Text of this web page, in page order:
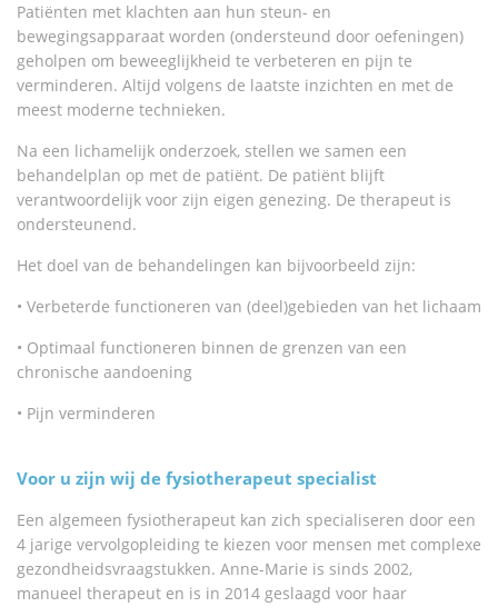
Patiënten met klachten aan hun steun- en
bewegingsapparaat worden (ondersteund door oefeningen)
geholpen om beweeglijkheid te verbeteren en pijn te
verminderen. Altijd volgens de laatste inzichten en met de
meest moderne technieken.
Na een lichamelijk onderzoek, stellen we samen een
behandelplan op met de patiënt. De patiënt blijft
verantwoordelijk voor zijn eigen genezing. De therapeut is
ondersteunend.
Het doel van de behandelingen kan bijvoorbeeld zijn:
• Verbeterde functioneren van (deel)gebieden van het lichaam
• Optimaal functioneren binnen de grenzen van een
chronische aandoening
• Pijn verminderen
Voor u zijn wij de fysiotherapeut specialist
Een algemeen fysiotherapeut kan zich specialiseren door een
4 jarige vervolgopleiding te kiezen voor mensen met complexe
gezondheidsvraagstukken. Anne-Marie is sinds 2002,
manueel therapeut en is in 2014 geslaagd voor haar